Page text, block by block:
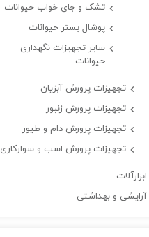
تشک و جای خواب حیوانات
پوشال بستر حیوانات
سایر تجهیزات نگهداری
حیوانات
تجهیزات پرورش آبزیان
تجهیزات پرورش زنبور
تجهیزات پرورش دام و طیور
تجهیزات پرورش اسب و سوارکاری
ابزارآلات
آرایشی و بهداشتی